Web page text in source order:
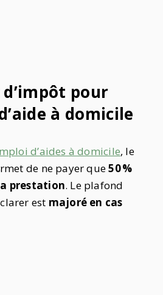
pour
à domicile
d’aides à domicile, le
de ne payer que50 %
prestation. Le plafond
est majoré en cas